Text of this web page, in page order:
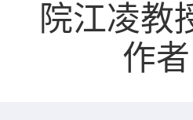
院江凌教
作者